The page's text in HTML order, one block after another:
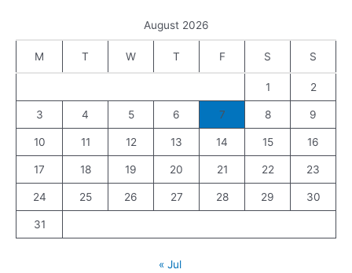
August 2026
M T W T F S S
1 2
3 4 5 6 7 8 9
10 11 12 13 14 15 16
17 18 19 20 21 22 23
24 25 26 27 28 29 30
31
« Jul